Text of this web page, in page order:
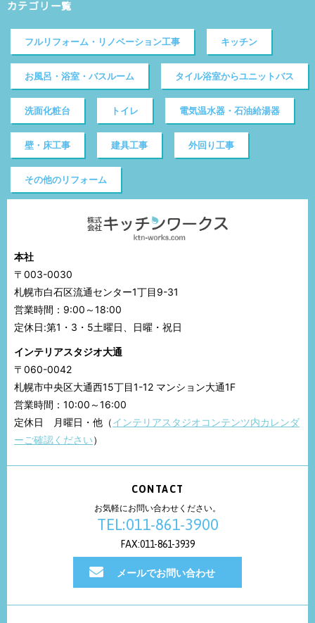
カテゴリ一覧
フルリフォーム・リノベーション工事 キッチン
お風呂・浴室・バスルーム タイル浴室からユニットバス
洗面化粧台 トイレ 電気温水器・石油給湯器
壁・床工事 建具工事 外回り工事
その他のリフォーム
本社
〒003-0030
札幌市白石区流通センター1丁目9-31
営業時間：9:00～18:00
定休日:第1・3・5土曜日、日曜・祝日
インテリアスタジオ大通
〒060-0042
札幌市中央区大通西15丁目1-12 マンション大通1F
営業時間：10:00～16:00
定休日 月曜日・他（インテリアスタジオコンテンツ内カレンダ
ーご確認ください）
CONTACT
お気軽にお問い合わせください。
TEL:011-861-3900
FAX:011-861-3939
メールでお問い合わせ